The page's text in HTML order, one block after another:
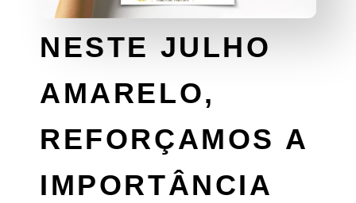
NESTE JULHO
AMARELO,
REFORÇAMOS A
IMPORTÂNCIA